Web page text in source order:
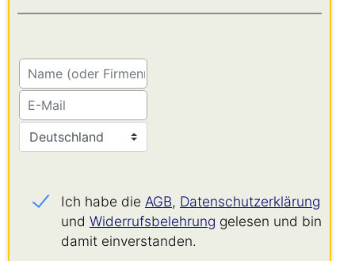
Ich habe die AGB, Datenschutz­erklärung
und Widerrufs­belehrung gelesen und bin
damit einverstanden.